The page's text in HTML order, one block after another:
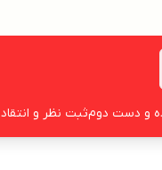
و دست دومثبت نظر و انتقاد